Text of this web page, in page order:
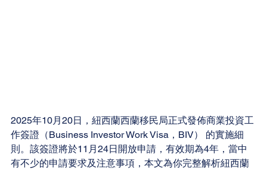
2025年10月20日，紐西蘭西蘭移民局正式發佈商業投資工
作簽證（Business Investor Work Visa，BIV） 的實施細
則。該簽證將於11月24日開放申請，有效期為4年，當中
有不少的申請要求及注意事項，本文為你完整解析紐西蘭